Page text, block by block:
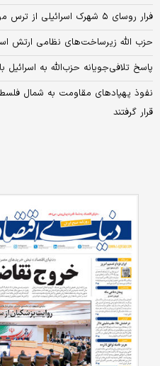
فرار روسای ۵ شهرک اسرائیلی از ترس موشک‌ها و پهپادهای حزب‌الله
حزب الله زیرساخت‌های نظامی ارتش
پاسخ تلافی‌جویانه حزب‌الله به
نفوذ پهپادهای مقاومت به شمال
قرار گرفتند